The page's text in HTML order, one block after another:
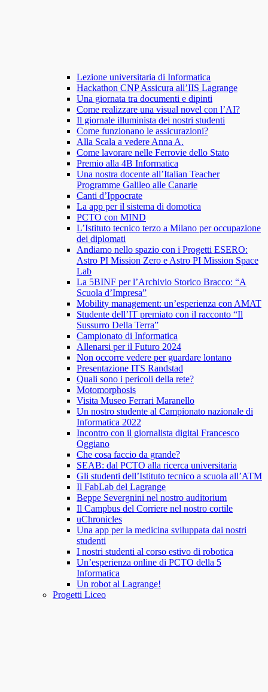
Lezione universitaria di Informatica
Hackathon CNP Assicura all’IIS Lagrange
Una giornata tra documenti e dipinti
Come realizzare una visual novel con l’AI?
Il giornale illuminista dei nostri studenti
Come funzionano le assicurazioni?
Alla Scala a vedere Anna A.
Come lavorare nelle Ferrovie dello Stato
Premio alla 4B Informatica
Una nostra docente all’Italian Teacher
Programme Galileo alle Canarie
Canti d’Ippocrate
La app per il sistema di domotica
PCTO con MIND
L’Istituto tecnico terzo a Milano per occupazione
dei diplomati
Andiamo nello spazio con i Progetti ESERO:
Astro PI Mission Zero e Astro PI Mission Space
Lab
La 5BINF per l’Archivio Storico Bracco: “A
Scuola d’Impresa”
Mobility management: un’esperienza con AMAT
Studente dell’IT premiato con il racconto “Il
Sussurro Della Terra”
Campionato di Informatica
Allenarsi per il Futuro 2024
Non occorre vedere per guardare lontano
Presentazione ITS Randstad
Quali sono i pericoli della rete?
Motomorphosis
Visita Museo Ferrari Maranello
Un nostro studente al Campionato nazionale di
Informatica 2022
Incontro con il giornalista digital Francesco
Oggiano
Che cosa faccio da grande?
SEAB: dal PCTO alla ricerca universitaria
Gli studenti dell’Istituto tecnico a scuola all’ATM
Il FabLab del Lagrange
Beppe Severgnini nel nostro auditorium
Il Campbus del Corriere nel nostro cortile
uChronicles
Una app per la medicina sviluppata dai nostri
studenti
I nostri studenti al corso estivo di robotica
Un’esperienza online di PCTO della 5
Informatica
Un robot al Lagrange!
Progetti Liceo